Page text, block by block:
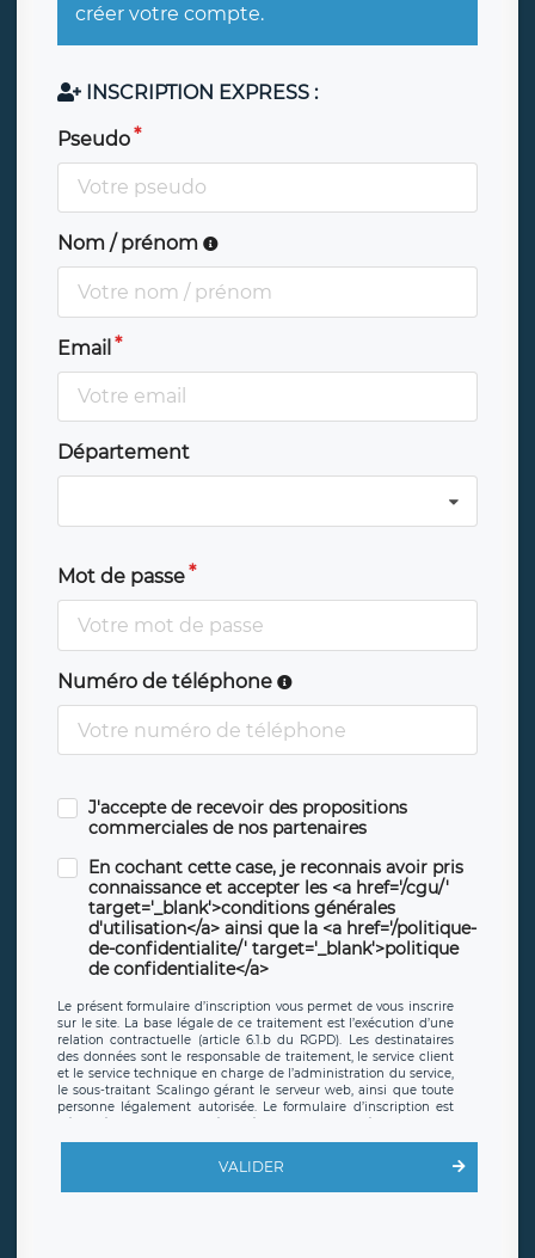
créer votre compte.
INSCRIPTION EXPRESS :
Pseudo
Nom / prénom
Email
Département
Mot de passe
Numéro de téléphone
J'accepte de recevoir des propositions
commerciales de nos partenaires
En cochant cette case, je reconnais avoir pris
connaissance et accepter les <a href='/cgu/'
target='_blank'>conditions générales
d'utilisation</a> ainsi que la <a href='/politique-
de-confidentialite/' target='_blank'>politique
de confidentialite</a>
Le présent formulaire d’inscription vous permet de vous inscrire
sur le site. La base légale de ce traitement est l’exécution d’une
relation contractuelle (article 6.1.b du RGPD). Les destinataires
des données sont le responsable de traitement, le service client
et le service technique en charge de l’administration du service,
le sous-traitant Scalingo gérant le serveur web, ainsi que toute
personne légalement autorisée. Le formulaire d’inscription est
offrant desclauses de protection conformes au RGPD. Les
en sollicite la suppression, étant entendu que vous pouvez
demander la suppression de vos données et retirer votre
VALIDER